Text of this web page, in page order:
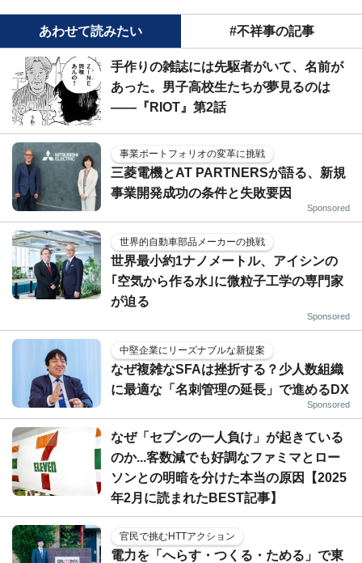
あわせて読みたい #不祥事の記事
手作りの雑誌には先駆者がいて、名前が
あった。男子高校生たちが夢見るのは
――『RIOT』第2話
事業ポートフォリオの変革に挑戦
三菱電機とAT PARTNERSが語る、新規
事業開発成功の条件と失敗要因
Sponsored
世界的自動車部品メーカーの挑戦
世界最小約1ナノメートル、アイシンの
｢空気から作る水｣に微粒子工学の専門家
が迫る
Sponsored
中堅企業にリーズナブルな新提案
なぜ複雑なSFAは挫折する？少人数組織
に最適な「名刺管理の延長」で進めるDX
Sponsored
なぜ「セブンの一人負け」が起きている
のか...客数減でも好調なファミマとロー
ソンとの明暗を分けた本当の原因【2025
年2月に読まれたBEST記事】
官民で挑むHTTアクション
電力を「へらす・つくる・ためる」で東